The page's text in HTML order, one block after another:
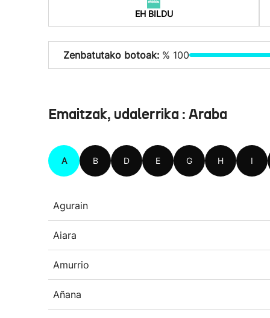
EH BILDU
Zenbatutako botoak: % 100
Emaitzak, udalerrika : Araba
A B D E G H I
Agurain
Aiara
Amurrio
Añana